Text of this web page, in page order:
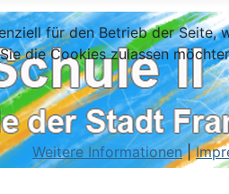
für den Betrieb der
die Cookies zulassen
Weitere Informationen|